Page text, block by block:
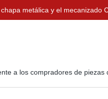
metálica y el mecanizado
a los compradores de